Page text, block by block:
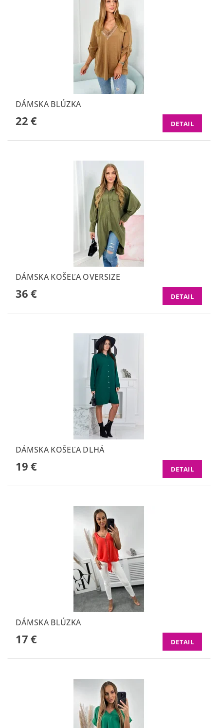
DÁMSKA BLÚZKA
22 € DETAIL
DÁMSKA KOŠEĽA OVERSIZE
36 € DETAIL
DÁMSKA KOŠEĽA DLHÁ
19 € DETAIL
DÁMSKA BLÚZKA
17 € DETAIL